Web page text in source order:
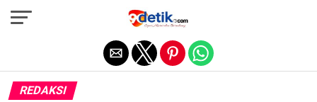
REDAKSI
Exit mobile version